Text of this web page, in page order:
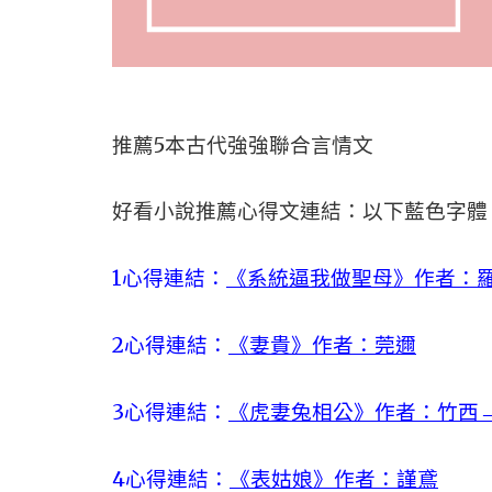
推薦5本古代強強聯合言情文
好看小說推薦心得文連結：以下藍色字體
1心得連結： 《系統逼我做聖母》作者：
2心得連結： 《妻貴》作者：莞邇
3心得連結： 《虎妻兔相公》作者：竹
4心得連結： 《表姑娘》作者：謹鳶